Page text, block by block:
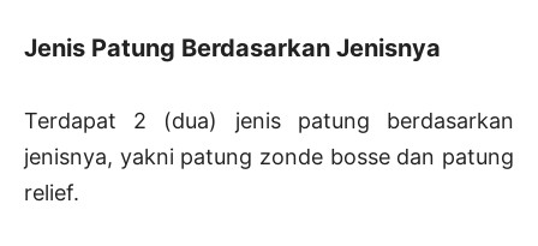
Jenis Patung Berdasarkan Jenisnya
Terdapat 2 (dua) jenis patung berdasarkan
jenisnya, yakni patung zonde bosse dan patung
relief.